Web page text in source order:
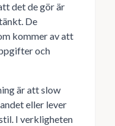
det de gör är
De
kommer av att
och
är att slow
eller lever
I verkligheten